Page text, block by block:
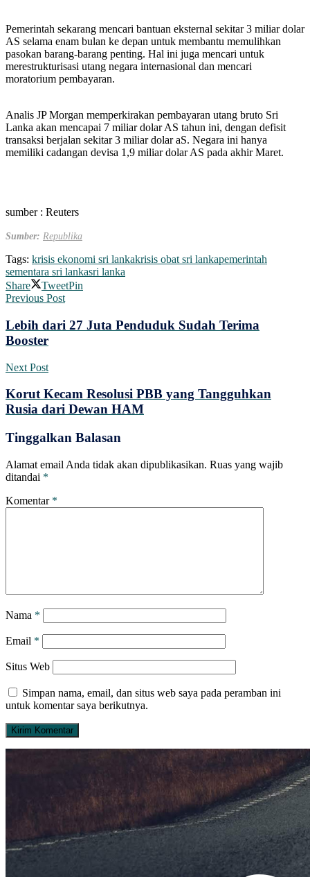
Pemerintah sekarang mencari bantuan eksternal sekitar 3 miliar dolar
AS selama enam bulan ke depan untuk membantu memulihkan
pasokan barang-barang penting. Hal ini juga mencari untuk
merestrukturisasi utang negara internasional dan mencari
moratorium pembayaran.
Analis JP Morgan memperkirakan pembayaran utang bruto Sri
Lanka akan mencapai 7 miliar dolar AS tahun ini, dengan defisit
transaksi berjalan sekitar 3 miliar dolar aS. Negara ini hanya
memiliki cadangan devisa 1,9 miliar dolar AS pada akhir Maret.
sumber : Reuters
Sumber: Republika
Tags: krisis ekonomi sri lankakrisis obat sri lankapemerintah
sementara sri lankasri lanka
Share
TweetPin
Previous Post
Lebih dari 27 Juta Penduduk Sudah Terima
Booster
Next Post
Korut Kecam Resolusi PBB yang Tangguhkan
Rusia dari Dewan HAM
Tinggalkan Balasan
Alamat email Anda tidak akan dipublikasikan. Ruas yang wajib
ditandai *
Komentar *
Nama *
Email *
Situs Web
Simpan nama, email, dan situs web saya pada peramban ini
untuk komentar saya berikutnya.